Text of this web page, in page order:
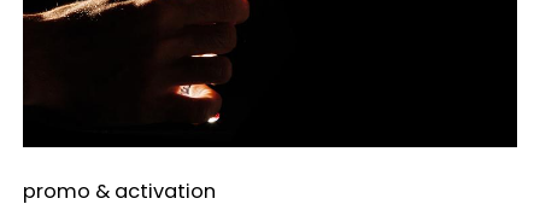
promo & activation